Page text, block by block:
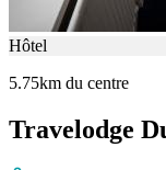
Hôtel
5.75km du centre
Travelodge